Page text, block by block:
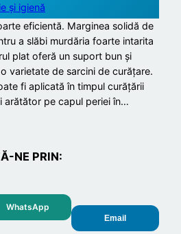
și igienă
eficientă. Marginea solidă de
a slăbi murdăria foarte intarita
plat oferă un suport bun și
varietate de sarcini de curățare.
fi aplicată în timpul curățării
arătător pe capul periei în…
NE PRIN:
WhatsApp
Email